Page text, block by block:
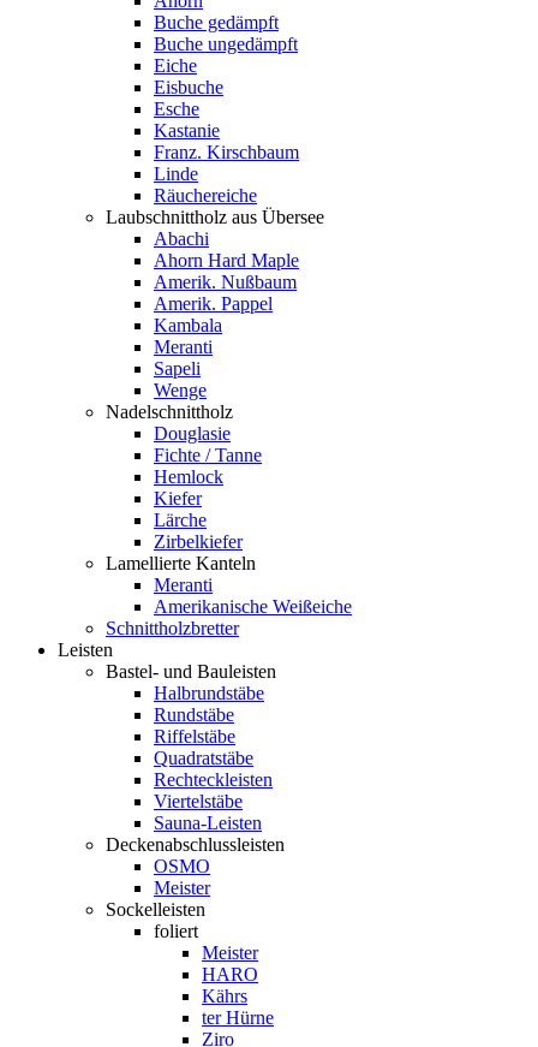
Buche gedämpft
Buche ungedämpft
Eiche
Eisbuche
Esche
Kastanie
Franz. Kirschbaum
Linde
Räuchereiche
Laubschnittholz aus Übersee
Abachi
Ahorn Hard Maple
Amerik. Nußbaum
Amerik. Pappel
Kambala
Meranti
Sapeli
Wenge
Nadelschnittholz
Douglasie
Fichte / Tanne
Hemlock
Kiefer
Lärche
Zirbelkiefer
Lamellierte Kanteln
Meranti
Amerikanische Weißeiche
Schnittholzbretter
Leisten
Bastel- und Bauleisten
Halbrundstäbe
Rundstäbe
Riffelstäbe
Quadratstäbe
Rechteckleisten
Viertelstäbe
Sauna-Leisten
Deckenabschlussleisten
OSMO
Meister
Sockelleisten
foliert
Meister
HARO
Kährs
ter Hürne
Ziro